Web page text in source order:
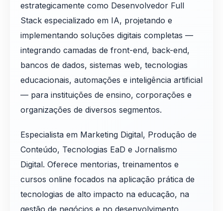
estrategicamente como Desenvolvedor Full
Stack especializado em IA, projetando e
implementando soluções digitais completas —
integrando camadas de front-end, back-end,
bancos de dados, sistemas web, tecnologias
educacionais, automações e inteligência artificial
— para instituições de ensino, corporações e
organizações de diversos segmentos.
Especialista em Marketing Digital, Produção de
Conteúdo, Tecnologias EaD e Jornalismo
Digital. Oferece mentorias, treinamentos e
cursos online focados na aplicação prática de
tecnologias de alto impacto na educação, na